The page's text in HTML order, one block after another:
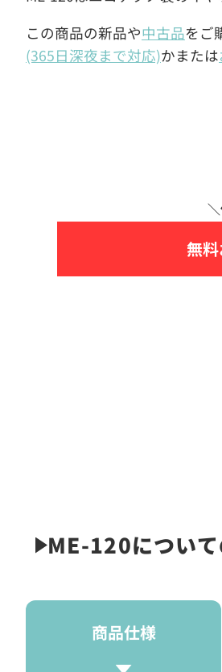
この商品の新品や中古品をご
(365日深夜まで対応)かまたは
無料
ME-120につい
商品仕様